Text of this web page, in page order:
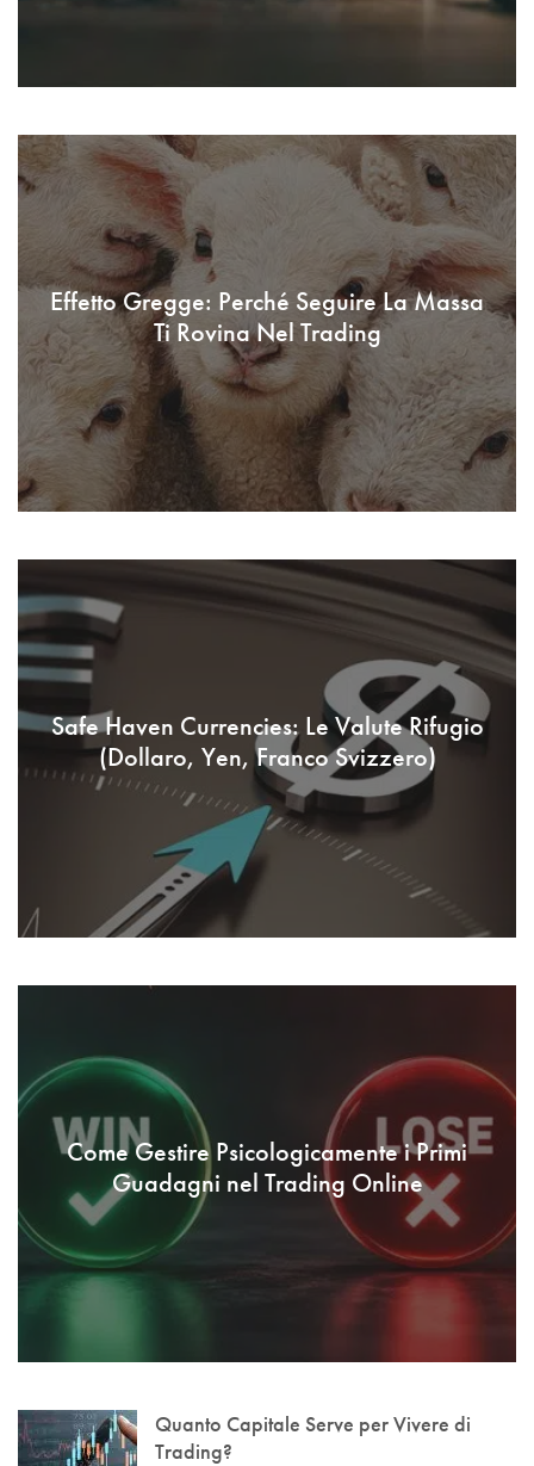
Effetto Gregge: Perché Seguire La Massa
Ti Rovina Nel Trading
Safe Haven Currencies: Le Valute Rifugio
(Dollaro, Yen, Franco Svizzero)
Come Gestire Psicologicamente i Primi
Guadagni nel Trading Online
Quanto Capitale Serve per Vivere di
Trading?